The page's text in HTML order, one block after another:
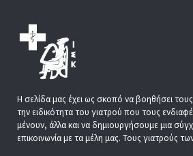
Η σελίδα μας έχει ως σκοπό να βοηθήσει
την ειδικότητα του γιατρού που τους
μένουν, άλλα και να δημιουργήσουμε μια
επικοινωνία με τα μέλη μας. Τους γιατρούς